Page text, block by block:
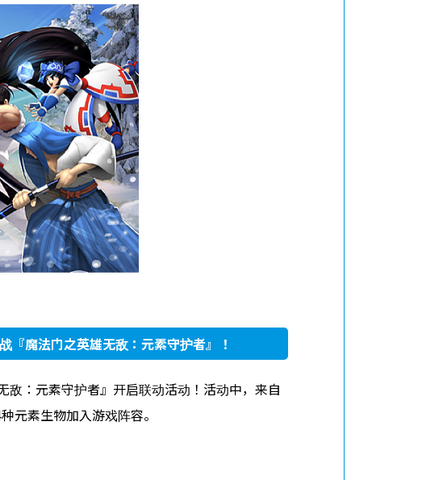
『魔法门之英雄无敌：元素守护者』！
：元素守护者』开启联动活动！活动中，来自
元素生物加入游戏阵容。